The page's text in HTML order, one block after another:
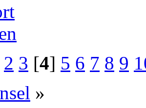
2 3 [4] 5 6 7 8 9
»